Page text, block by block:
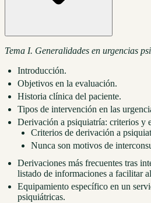
Tema I. Generalidades en urgencias
Introducción.
Objetivos en la evaluación.
Historia clínica del paciente.
Tipos de intervención en las
Derivación a psiquiatría: criterios y
Criterios de derivación a
Nunca son motivos de
Derivaciones más frecuentes tras
listado de informaciones a facilitar
Equipamiento específico en un
psiquiátricas.